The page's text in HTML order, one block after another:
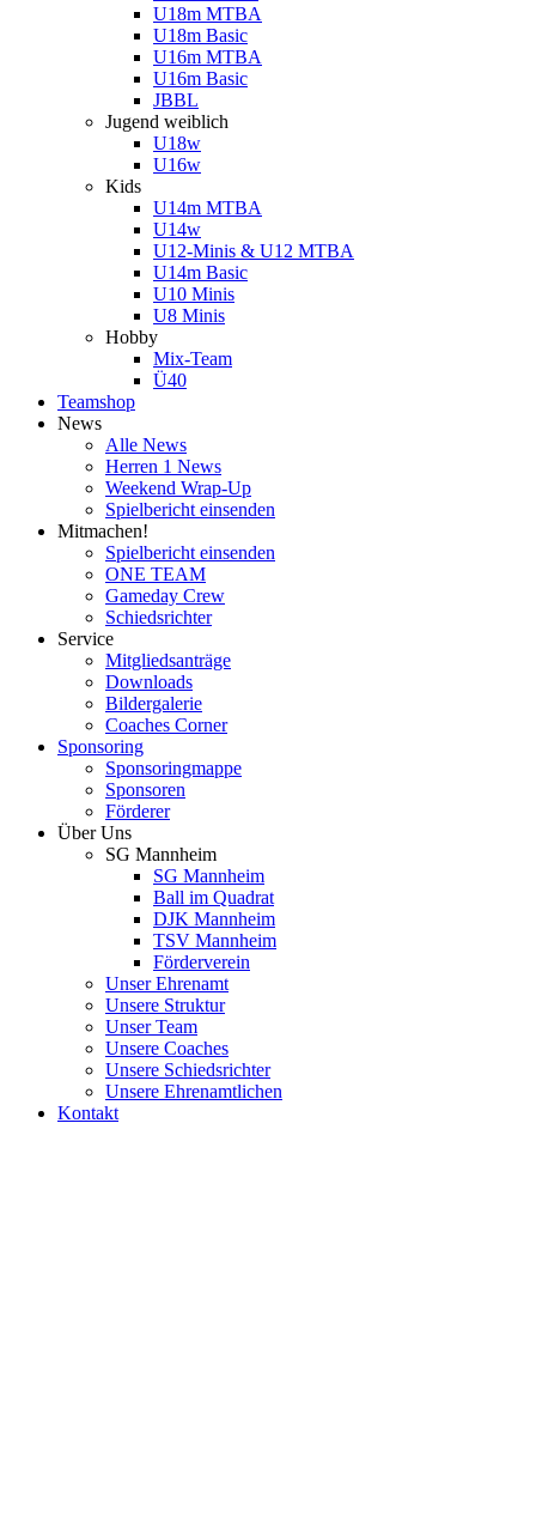
U18m MTBA
U18m Basic
U16m MTBA
U16m Basic
JBBL
Jugend weiblich
U18w
U16w
Kids
U14m MTBA
U14w
U12-Minis & U12 MTBA
U14m Basic
U10 Minis
U8 Minis
Hobby
Mix-Team
Ü40
Teamshop
News
Alle News
Herren 1 News
Weekend Wrap-Up
Spielbericht einsenden
Mitmachen!
Spielbericht einsenden
ONE TEAM
Gameday Crew
Schiedsrichter
Service
Mitgliedsanträge
Downloads
Bildergalerie
Coaches Corner
Sponsoring
Sponsoringmappe
Sponsoren
Förderer
Über Uns
SG Mannheim
SG Mannheim
Ball im Quadrat
DJK Mannheim
TSV Mannheim
Förderverein
Unser Ehrenamt
Unsere Struktur
Unser Team
Unsere Coaches
Unsere Schiedsrichter
Unsere Ehrenamtlichen
Kontakt